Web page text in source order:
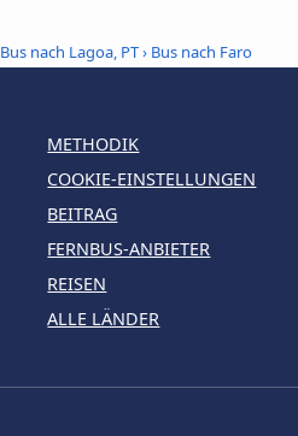
Bus nach Lagoa, PT› Bus nach Faro
METHODIK
COOKIE-EINSTELLUNGEN
BEITRAG
FERNBUS-ANBIETER
REISEN
ALLE LÄNDER